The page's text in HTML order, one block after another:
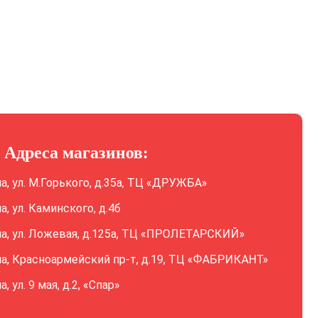
Адреса магазинов:
ул. М.Горького, д.35а, ТЦ «ДРУЖБА»
ул. Каминского, д.4б
ул. Ложевая, д.125а, ТЦ «ПРОЛЕТАРСКИЙ»
Красноармейский пр-т, д.19, ТЦ «ФАБРИКАНТ»
ул. 9 мая, д.2, «Спар»